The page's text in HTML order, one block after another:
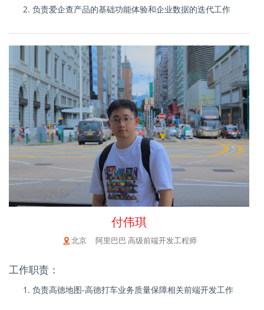
负责爱企查产品的基础功能体验和企业数据的迭代工作
付伟琪
北京 阿里巴巴 高级前端开发工程师
工作职责：
负责高德地图-高德打车业务质量保障相关前端开发工作